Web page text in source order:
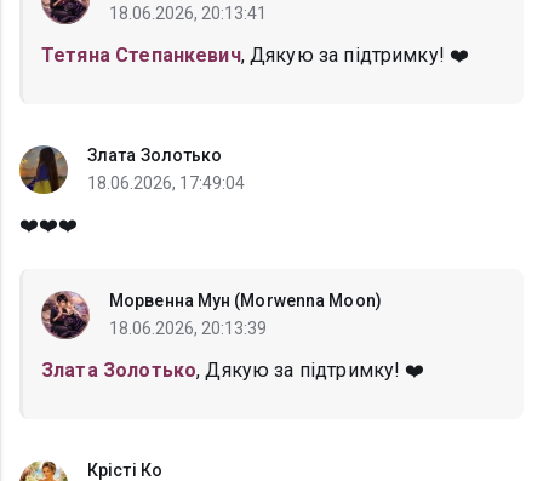
18.06.2026, 20:13:41
Тетяна Степанкевич, Дякую за підтримку! ❤️
Злата Золотько
18.06.2026, 17:49:04
❤️❤️❤️
Морвенна Мун (Morwenna Moon)
18.06.2026, 20:13:39
Злата Золотько, Дякую за підтримку! ❤️
Крісті Ко